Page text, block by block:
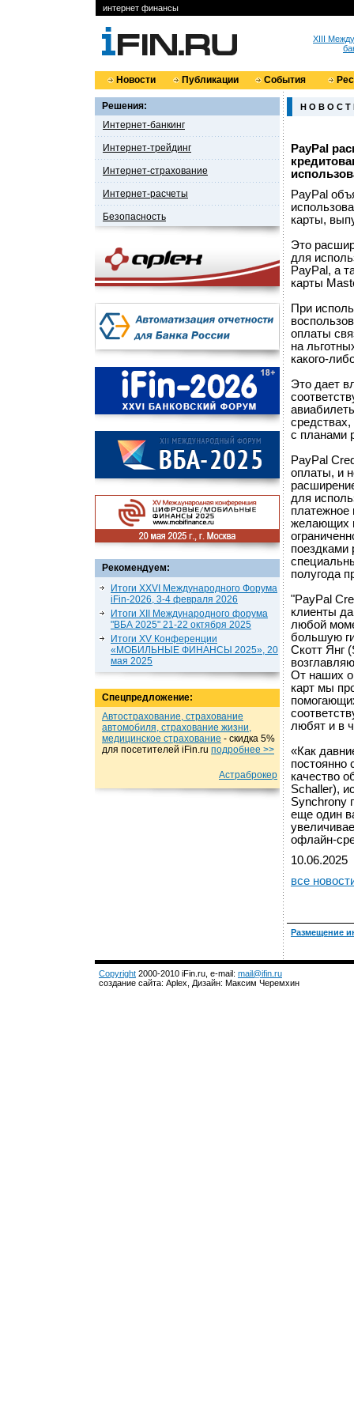
интернет финансы
XIII
Новости Публикации События
Решения:
Интернет-банкинг
Интернет-трейдинг
Интернет-страхование
Интернет-расчеты
Безопасность
Рекомендуем:
Итоги XXVI Международного Форума
iFin-2026, 3-4 февраля 2026
Итоги XII Международного форума
"ВБА 2025" 21-22 октября 2025
Итоги XV Конференции
«МОБИЛЬНЫЕ ФИНАНСЫ 2025», 20
мая 2025
Спецпредложение:
Автострахование, страхование
автомобиля, страхование жизни,
медицинское страхование - cкидка 5%
для посетителей iFin.ru подробнеe >>
Астраброкер
Н О В О С Т
PayPal
PayPal
карты,
Это
для
PayPal, а
карты
При
оплаты
на
какого-
Это дает
с планами
PayPal
оплаты, и
для
платежное
желающих
поездками
полугода
"PayPal
клиенты
любой
большую
Скотт Янг
От наших
карт мы
любят и в
«Как
постоянно
качество
Schaller),
Synchrony
еще один
офлайн-
10.06.2025
все
Размещение
Copyright 2000-2010 iFin.ru, e-mail: mail@ifin.ru
создание сайта: Aplex, Дизайн: Максим Черемхин